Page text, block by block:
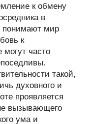
к обмену
в
понимают мир
к
часто
такой,
духовного и
проявляется
вызывающего
ума и